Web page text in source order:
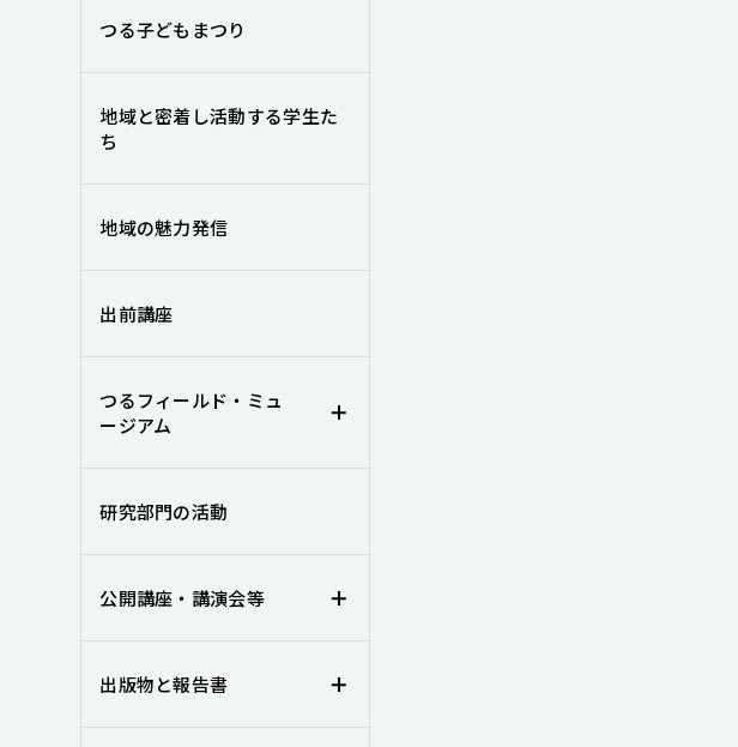
つる子どもまつり
地域と密着し活動する学生た
ち
地域の魅力発信
出前講座
つるフィールド・ミュ
ージアム
研究部門の活動
公開講座・講演会等
出版物と報告書